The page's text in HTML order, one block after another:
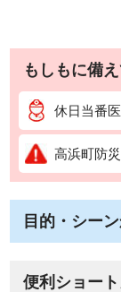
もしもに備
休日当番医
高浜町防
目的・シー
便利ショー